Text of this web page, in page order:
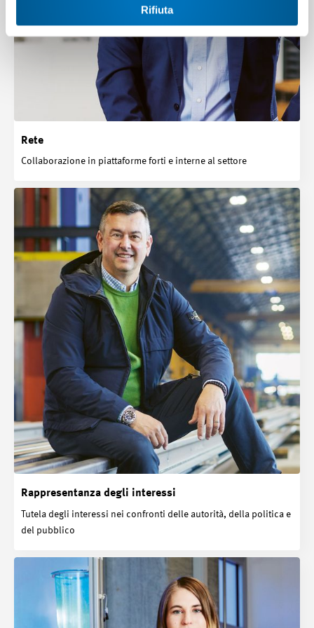
Rifiuta
Rete
Collaborazione in piattaforme forti e interne al settore
Rappresentanza degli interessi
Tutela degli interessi nei confronti delle autorità, della politica e
del pubblico